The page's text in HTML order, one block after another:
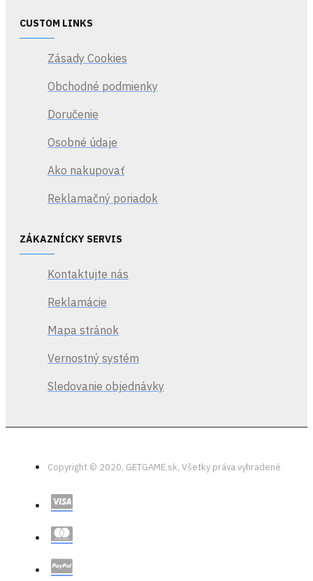
CUSTOM LINKS
Zásady Cookies
Obchodné podmienky
Doručenie
Osobné údaje
Ako nakupovať
Reklamačný poriadok
ZÁKAZNÍCKY SERVIS
Kontaktujte nás
Reklamácie
Mapa stránok
Vernostný systém
Sledovanie objednávky
Copyright © 2020, GETGAME.sk, Všetky práva vyhradené